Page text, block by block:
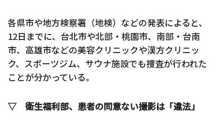
各県市や地方検察署（地検）などの発表によると、
12日までに、台北市や北部・桃園市、南部・台南
市、高雄市などの美容クリニックや漢方クリニッ
ク、スポーツジム、サウナ施設でも捜査が行われた
ことが分かっている。
▽ 衛生福利部、患者の同意ない撮影は「違法」